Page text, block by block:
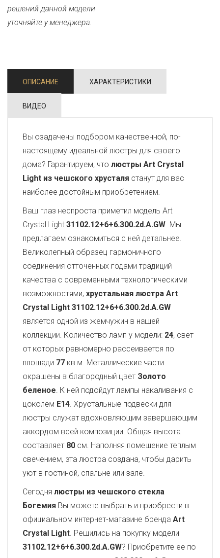
решений данной модели
уточняйте у менеджера.
ОПИСАНИЕ ХАРАКТЕРИСТИКИ
ВИДЕО
Вы озадачены подбором качественной, по-
настоящему идеальной люстры для своего
дома? Гарантируем, что люстры Art Crystal
Light из чешского хрусталя станут для вас
наиболее достойным приобретением.
Ваш глаз неспроста приметил модель Art
Crystal Light 31102.12+6+6.300.2d.A.GW. Мы
предлагаем ознакомиться с ней детальнее.
Великолепный образец гармоничного
соединения отточенных годами традиций
качества с современными технологическими
возможностями, хрустальная люстра Art
Crystal Light 31102.12+6+6.300.2d.A.GW
является одной из жемчужин в нашей
коллекции. Количество ламп у модели: 24, свет
от которых равномерно рассеивается по
площади 77 кв.м. Металлические части
окрашены в благородный цвет Золото
беленое. К ней подойдут лампы накаливания с
цоколем E14. Хрустальные подвески для
люстры служат вдохновляющим завершающим
аккордом всей композиции. Общая высота
составляет 80 см. Наполняя помещение теплым
свечением, эта люстра создана, чтобы дарить
уют в гостиной, спальне или зале.
Сегодня люстры из чешского стекла
Богемия Вы можете выбрать и приобрести в
официальном интернет-магазине бренда Art
Crystal Light. Решились на покупку модели
31102.12+6+6.300.2d.A.GW? Приобретите ее по